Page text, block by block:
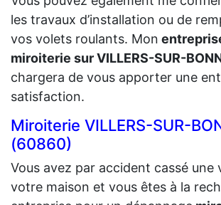
les travaux d’installation ou de
vos volets roulants. Mon
miroiterie sur VILLERS-SUR-
chargera de vous apporter une
satisfaction.
Miroiterie VILLERS-SUR-
(60860)
Vous avez par accident cassé une
votre maison et vous êtes à la